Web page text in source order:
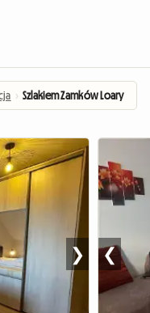
› Szlakiem Zamków Loary
❯ ❮